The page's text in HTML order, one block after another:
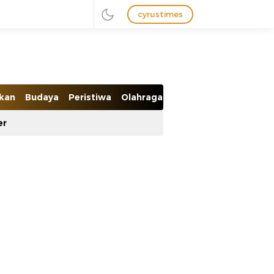
cyrustimes
Budaya Peristiwa Olahraga